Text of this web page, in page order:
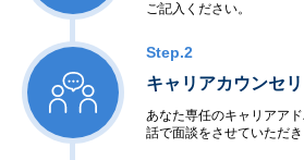
ご記入ください。
Step.2
キャリアカウンセ
あなた専任のキャリアア
話で面談をさせていただき